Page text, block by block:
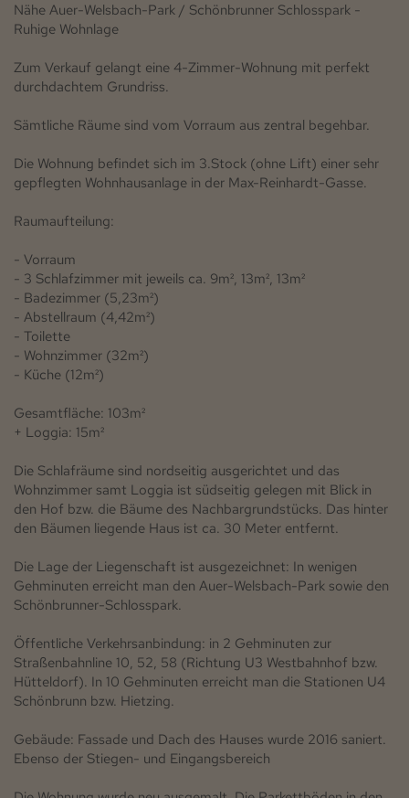
Nähe Auer-Welsbach-Park / Schönbrunner Schlosspark -
Ruhige Wohnlage
Zum Verkauf gelangt eine 4-Zimmer-Wohnung mit perfekt
durchdachtem Grundriss.
Sämtliche Räume sind vom Vorraum aus zentral begehbar.
Die Wohnung befindet sich im 3.Stock (ohne Lift) einer sehr
gepflegten Wohnhausanlage in der Max-Reinhardt-Gasse.
Raumaufteilung:
- Vorraum
- 3 Schlafzimmer mit jeweils ca. 9m², 13m², 13m²
- Badezimmer (5,23m²)
- Abstellraum (4,42m²)
- Toilette
- Wohnzimmer (32m²)
- Küche (12m²)
Gesamtfläche: 103m²
+ Loggia: 15m²
Die Schlafräume sind nordseitig ausgerichtet und das
Wohnzimmer samt Loggia ist südseitig gelegen mit Blick in
den Hof bzw. die Bäume des Nachbargrundstücks. Das hinter
den Bäumen liegende Haus ist ca. 30 Meter entfernt.
Die Lage der Liegenschaft ist ausgezeichnet: In wenigen
Gehminuten erreicht man den Auer-Welsbach-Park sowie den
Schönbrunner-Schlosspark.
Öffentliche Verkehrsanbindung: in 2 Gehminuten zur
Straßenbahnline 10, 52, 58 (Richtung U3 Westbahnhof bzw.
Hütteldorf). In 10 Gehminuten erreicht man die Stationen U4
Schönbrunn bzw. Hietzing.
Gebäude: Fassade und Dach des Hauses wurde 2016 saniert.
Ebenso der Stiegen- und Eingangsbereich